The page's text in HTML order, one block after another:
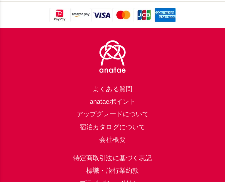
よくある質問
anataeポイント
アップグレードについて
宿泊カタログについて
会社概要
特定商取引法に基づく表記
標識・旅行業約款